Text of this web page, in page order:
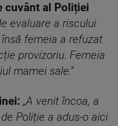
cuvânt al Poliției
evaluare a riscului
femeia a refuzat
provizoriu. Femeia
mamei sale.”
„A venit încoa, a
Poliție a adus-o aici